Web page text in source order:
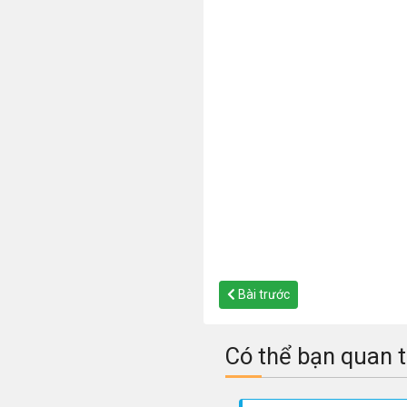
Bài trước
Có thể bạn quan